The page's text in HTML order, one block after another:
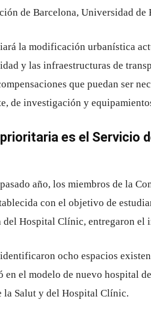
de Barcelona, ​​Universidad
la modificación urbanística
y las infraestructuras de
que puedan ser
de investigación y
es el Servicio
año, los miembros de la
con el objetivo de
Hospital Clínic, entregaron el
ocho espacios
en el modelo de nuevo hospital
la Salut y del Hospital Clínic.